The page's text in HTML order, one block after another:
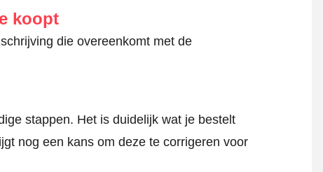
koopt
die overeenkomt met de
stappen. Het is duidelijk wat je bestelt
nog een kans om deze te corrigeren voor